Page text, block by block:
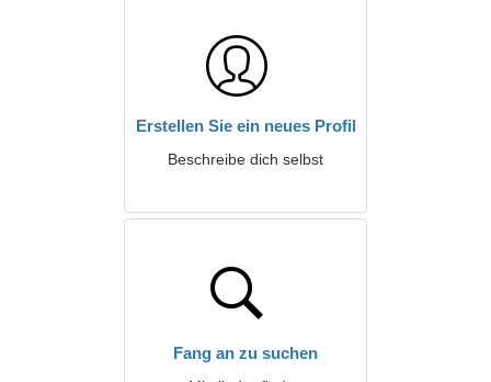
Erstellen Sie ein neues Profil
Beschreibe dich selbst
Fang an zu suchen